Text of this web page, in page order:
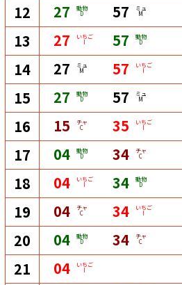
12 27 動物
D 57 ミュ
M
13 27 いちご
I 57 動物
D
14 27 ミュ
M 57 いちご
I
15 27 動物
D 57 ミュ
M
16 15 チャ
C 35 いちご
I
17 04 動物
D 34 チャ
C
18 04 いちご
I 34 動物
D
19 04 チャ
C 34 いちご
I
20 04 動物
D 34 チャ
C
21 04 いちご
I